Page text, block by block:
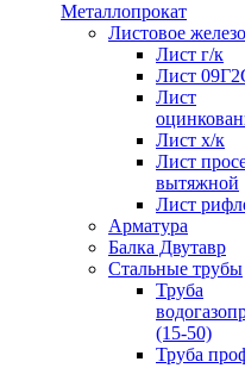
Металлопрокат
Листовое железо
Лист г/к
Лист
Лист
Лист х/к
Лист
вытяжной
Лист
Арматура
Балка Двутавр
Стальные трубы
Труба
(15-50)
Труба